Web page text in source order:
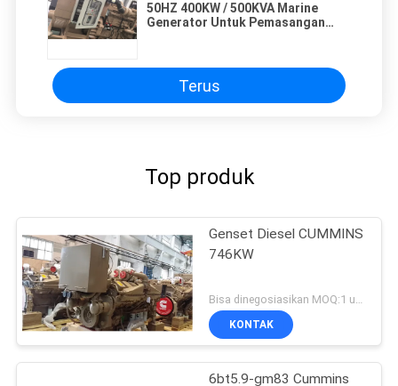
50HZ 400KW / 500KVA Marine
Generator Untuk Pemasangan
Terus
Top produk
Genset Diesel CUMMINS
746KW
Bisa dinegosiasikan MOQ:1 unit
KONTAK
6bt5.9-gm83 Cummins